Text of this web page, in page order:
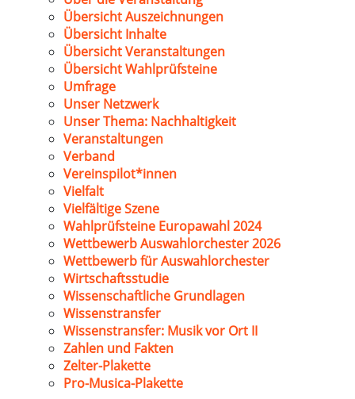
Übersicht Auszeichnungen
Übersicht Inhalte
Übersicht Veranstaltungen
Übersicht Wahlprüfsteine
Umfrage
Unser Netzwerk
Unser Thema: Nachhaltigkeit
Veranstaltungen
Verband
Vereinspilot*innen
Vielfalt
Vielfältige Szene
Wahlprüfsteine Europawahl 2024
Wettbewerb Auswahlorchester 2026
Wettbewerb für Auswahlorchester
Wirtschaftsstudie
Wissenschaftliche Grundlagen
Wissenstransfer
Wissenstransfer: Musik vor Ort II
Zahlen und Fakten
Zelter-Plakette
Pro-Musica-Plakette